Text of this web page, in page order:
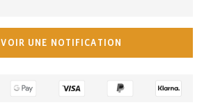
UNE NOTIFICATION